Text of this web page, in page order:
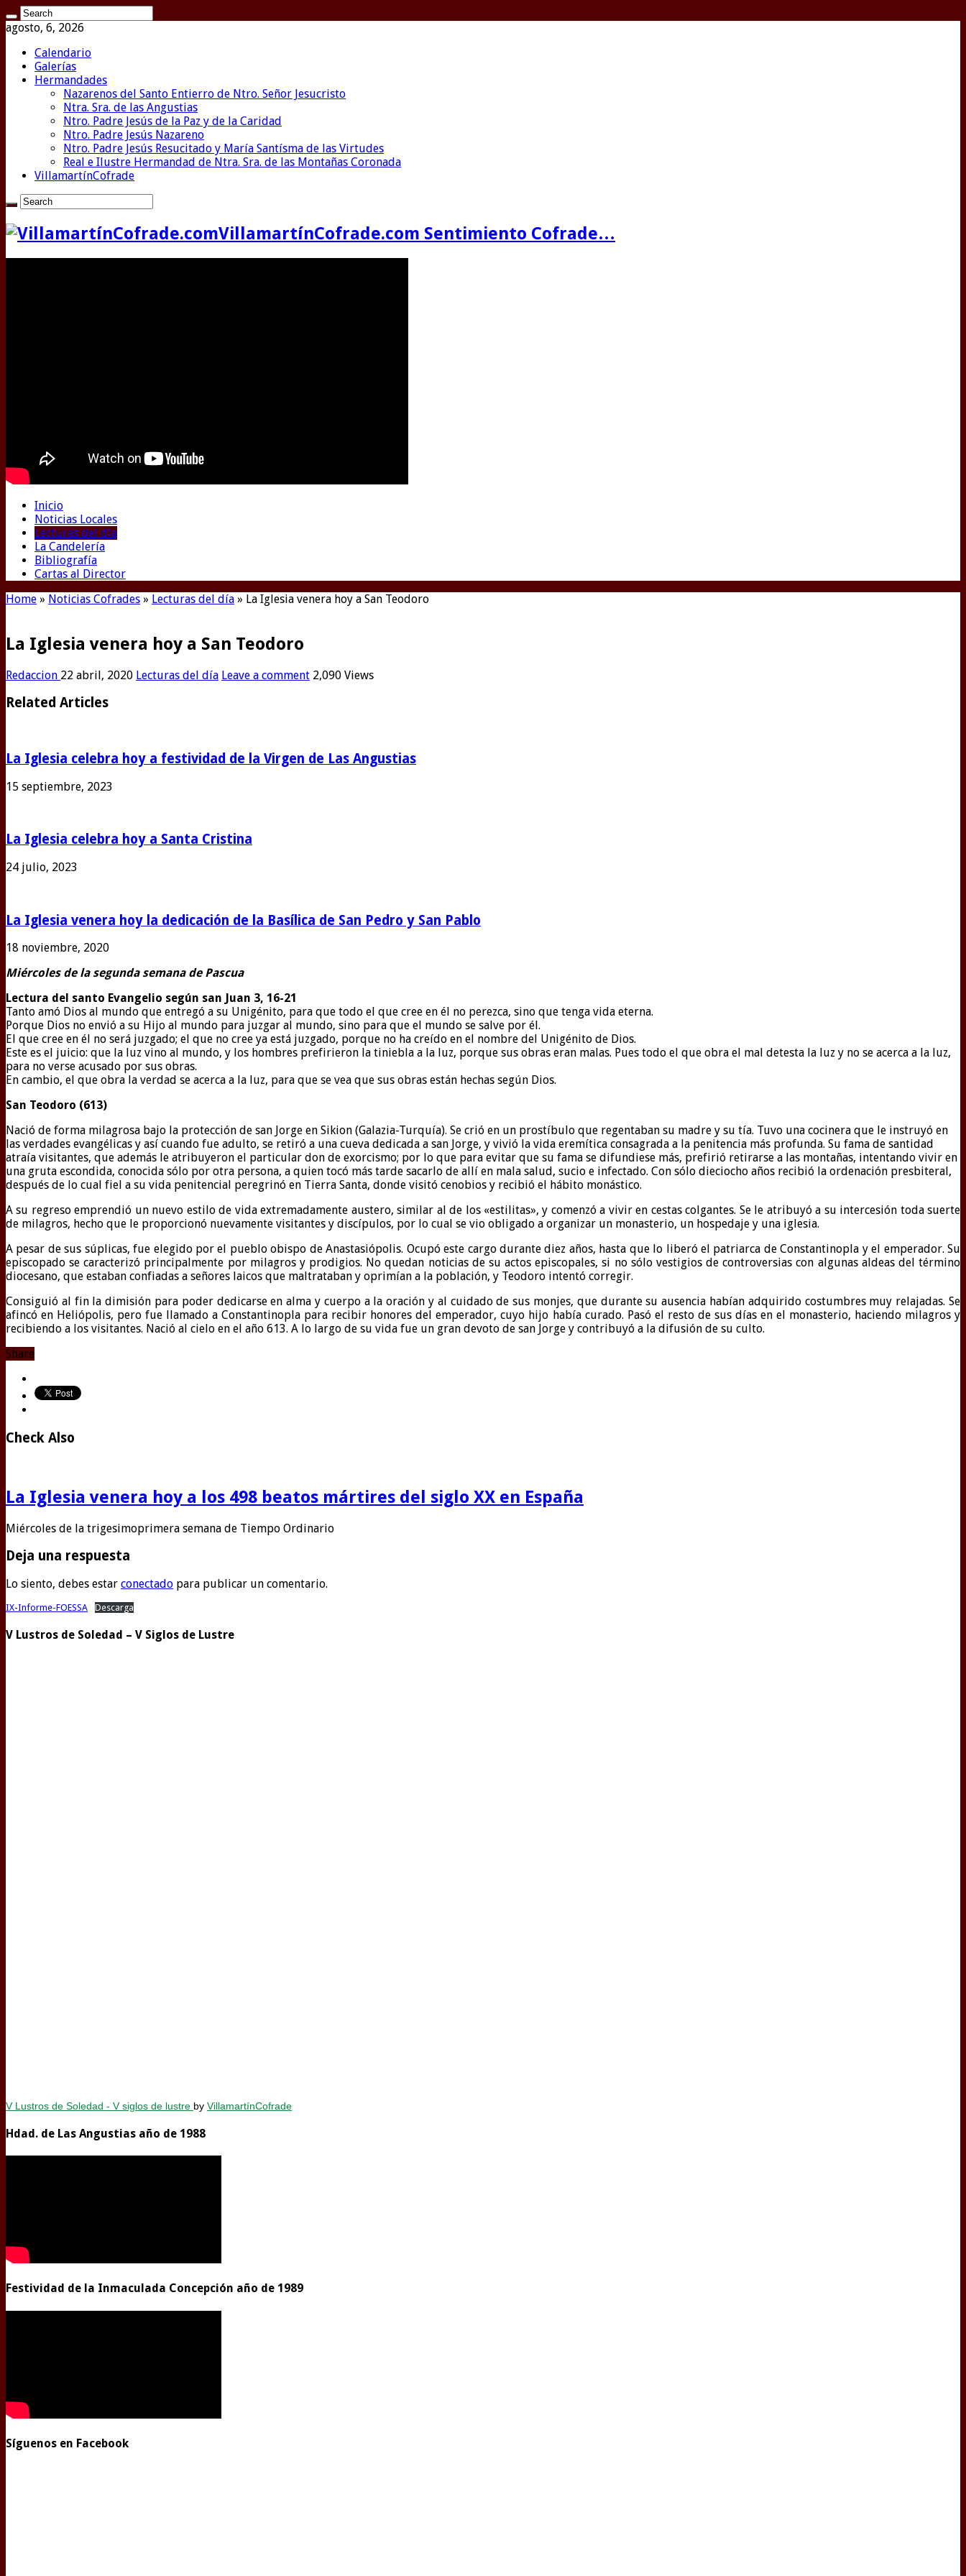
agosto, 6, 2026
Calendario
Galerías
Hermandades
Nazarenos del Santo Entierro de Ntro. Señor Jesucristo
Ntra. Sra. de las Angustias
Ntro. Padre Jesús de la Paz y de la Caridad
Ntro. Padre Jesús Nazareno
Ntro. Padre Jesús Resucitado y María Santísma de las Virtudes
Real e Ilustre Hermandad de Ntra. Sra. de las Montañas Coronada
VillamartínCofrade
VillamartínCofrade.com Sentimiento Cofrade…
Inicio
Noticias Locales
Lecturas del día
La Candelería
Bibliografía
Cartas al Director
Home » Noticias Cofrades » Lecturas del día » La Iglesia venera hoy a San Teodoro
La Iglesia venera hoy a San Teodoro
Redaccion 22 abril, 2020 Lecturas del día Leave a comment 2,090 Views
Related Articles
La Iglesia celebra hoy a festividad de la Virgen de Las Angustias
15 septiembre, 2023
La Iglesia celebra hoy a Santa Cristina
24 julio, 2023
La Iglesia venera hoy la dedicación de la Basílica de San Pedro y San Pablo
18 noviembre, 2020
Miércoles de la segunda semana de Pascua
Lectura del santo Evangelio según san Juan 3, 16-21
Tanto amó Dios al mundo que entregó a su Unigénito, para que todo el que cree en él no perezca, sino que tenga vida eterna.
Porque Dios no envió a su Hijo al mundo para juzgar al mundo, sino para que el mundo se salve por él.
El que cree en él no será juzgado; el que no cree ya está juzgado, porque no ha creído en el nombre del Unigénito de Dios.
Este es el juicio: que la luz vino al mundo, y los hombres prefirieron la tiniebla a la luz, porque sus obras eran malas. Pues todo el que obra el mal detesta la luz y no se acerca a la luz,
para no verse acusado por sus obras.
En cambio, el que obra la verdad se acerca a la luz, para que se vea que sus obras están hechas según Dios.
San Teodoro (613)
Nació de forma milagrosa bajo la protección de san Jorge en Sikion (Galazia-Turquía). Se crió en un prostíbulo que regentaban su madre y su tía. Tuvo una cocinera que le instruyó en
las verdades evangélicas y así cuando fue adulto, se retiró a una cueva dedicada a san Jorge, y vivió la vida eremítica consagrada a la penitencia más profunda. Su fama de santidad
atraía visitantes, que además le atribuyeron el particular don de exorcismo; por lo que para evitar que su fama se difundiese más, prefirió retirarse a las montañas, intentando vivir en
una gruta escondida, conocida sólo por otra persona, a quien tocó más tarde sacarlo de allí en mala salud, sucio e infectado. Con sólo dieciocho años recibió la ordenación presbiteral,
después de lo cual fiel a su vida penitencial peregrinó en Tierra Santa, donde visitó cenobios y recibió el hábito monástico.
A su regreso emprendió un nuevo estilo de vida extremadamente austero, similar al de los «estilitas», y comenzó a vivir en cestas colgantes. Se le atribuyó a su intercesión toda suerte
de milagros, hecho que le proporcionó nuevamente visitantes y discípulos, por lo cual se vio obligado a organizar un monasterio, un hospedaje y una iglesia.
A pesar de sus súplicas, fue elegido por el pueblo obispo de Anastasiópolis. Ocupó este cargo durante diez años, hasta que lo liberó el patriarca de Constantinopla y el emperador. Su
episcopado se caracterizó principalmente por milagros y prodigios. No quedan noticias de su actos episcopales, si no sólo vestigios de controversias con algunas aldeas del término
diocesano, que estaban confiadas a señores laicos que maltrataban y oprimían a la población, y Teodoro intentó corregir.
Consiguió al fin la dimisión para poder dedicarse en alma y cuerpo a la oración y al cuidado de sus monjes, que durante su ausencia habían adquirido costumbres muy relajadas. Se
afincó en Heliópolis, pero fue llamado a Constantinopla para recibir honores del emperador, cuyo hijo había curado. Pasó el resto de sus días en el monasterio, haciendo milagros y
recibiendo a los visitantes. Nació al cielo en el año 613. A lo largo de su vida fue un gran devoto de san Jorge y contribuyó a la difusión de su culto.
Share
Check Also
La Iglesia venera hoy a los 498 beatos mártires del siglo XX en España
Miércoles de la trigesimoprimera semana de Tiempo Ordinario
Deja una respuesta
Lo siento, debes estar conectado para publicar un comentario.
IX-Informe-FOESSA Descarga
V Lustros de Soledad – V Siglos de Lustre
V Lustros de Soledad - V siglos de lustre by VillamartínCofrade
Hdad. de Las Angustias año de 1988
Festividad de la Inmaculada Concepción año de 1989
Síguenos en Facebook